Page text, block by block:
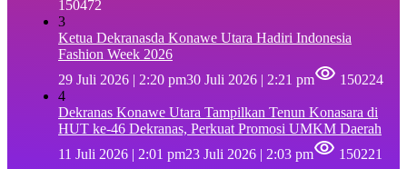
150472
3
Ketua Dekranasda Konawe Utara Hadiri Indonesia
Fashion Week 2026
29 Juli 2026 | 2:20 pm30 Juli 2026 | 2:21 pm
150224
4
Dekranas Konawe Utara Tampilkan Tenun Konasara di
HUT ke-46 Dekranas, Perkuat Promosi UMKM Daerah
11 Juli 2026 | 2:01 pm23 Juli 2026 | 2:03 pm 150221